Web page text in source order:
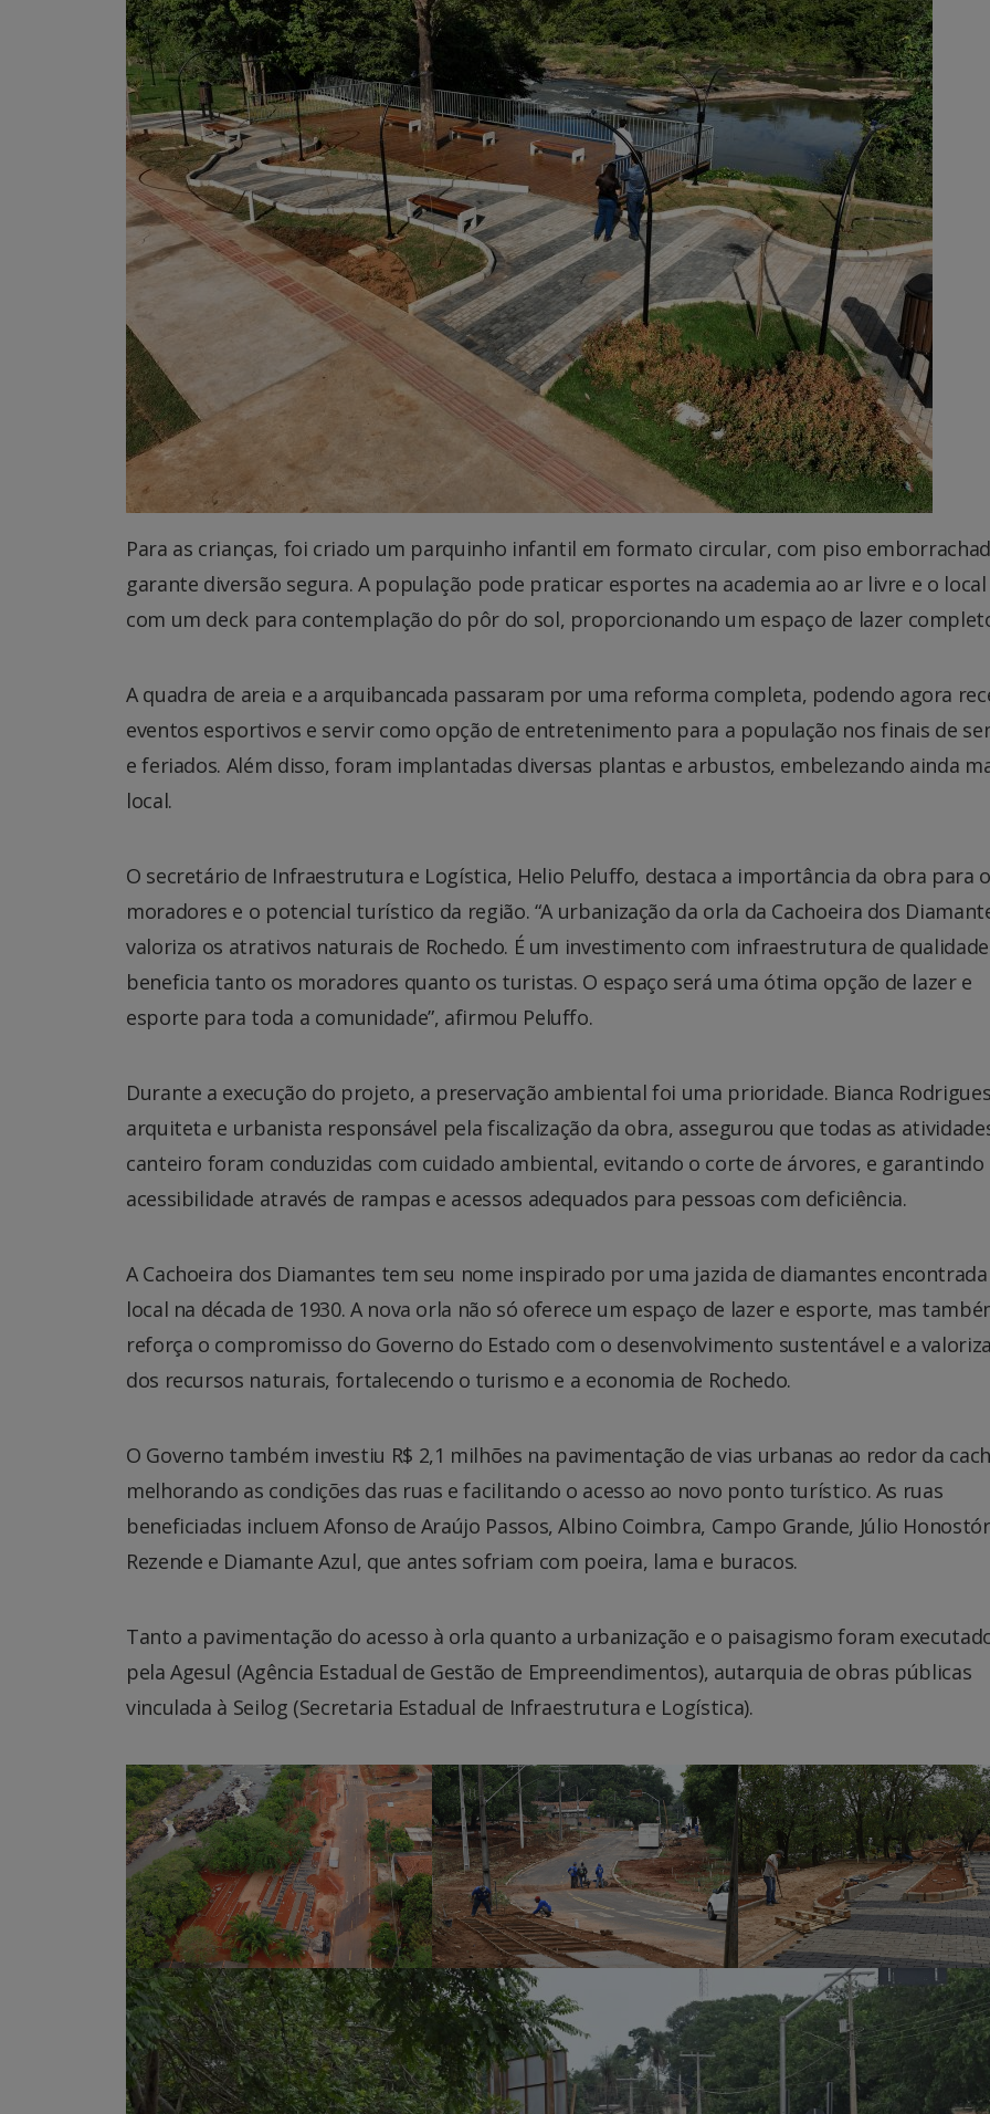
Para as crianças, foi criado um parquinho infantil em formato circular, com piso
garante diversão segura. A população pode praticar esportes na academia ao ar livre e o
com um deck para contemplação do pôr do sol, proporcionando um espaço de lazer
A quadra de areia e a arquibancada passaram por uma reforma completa, podendo agora
eventos esportivos e servir como opção de entretenimento para a população nos finais de
e feriados. Além disso, foram implantadas diversas plantas e arbustos, embelezando ainda
local.
O secretário de Infraestrutura e Logística, Helio Peluffo, destaca a importância da obra para
moradores e o potencial turístico da região. “A urbanização da orla da Cachoeira dos
valoriza os atrativos naturais de Rochedo. É um investimento com infraestrutura de
beneficia tanto os moradores quanto os turistas. O espaço será uma ótima opção de lazer e
esporte para toda a comunidade”, afirmou Peluffo.
Durante a execução do projeto, a preservação ambiental foi uma prioridade. Bianca
arquiteta e urbanista responsável pela fiscalização da obra, assegurou que todas as
canteiro foram conduzidas com cuidado ambiental, evitando o corte de árvores, e garantindo
acessibilidade através de rampas e acessos adequados para pessoas com deficiência.
A Cachoeira dos Diamantes tem seu nome inspirado por uma jazida de diamantes
local na década de 1930. A nova orla não só oferece um espaço de lazer e esporte, mas
reforça o compromisso do Governo do Estado com o desenvolvimento sustentável e a
dos recursos naturais, fortalecendo o turismo e a economia de Rochedo.
O Governo também investiu R$ 2,1 milhões na pavimentação de vias urbanas ao redor da
melhorando as condições das ruas e facilitando o acesso ao novo ponto turístico. As ruas
beneficiadas incluem Afonso de Araújo Passos, Albino Coimbra, Campo Grande, Júlio
Rezende e Diamante Azul, que antes sofriam com poeira, lama e buracos.
Tanto a pavimentação do acesso à orla quanto a urbanização e o paisagismo foram
pela Agesul (Agência Estadual de Gestão de Empreendimentos), autarquia de obras públicas
vinculada à Seilog (Secretaria Estadual de Infraestrutura e Logística).